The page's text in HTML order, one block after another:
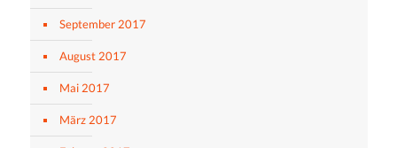
September 2017
August 2017
Mai 2017
März 2017